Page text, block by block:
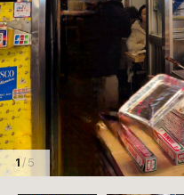
1 / 5